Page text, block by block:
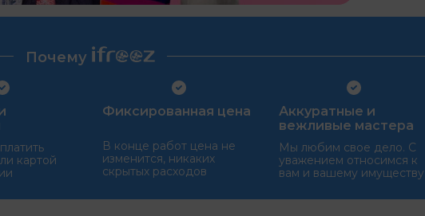
Почему
картой
Фиксированная цена
В конце работ цена не
изменится, никаких
скрытых расходов
Аккуратные и
вежливые мастера
Мы любим свое дело. С
уважением относимся к
вам и вашему имуществу